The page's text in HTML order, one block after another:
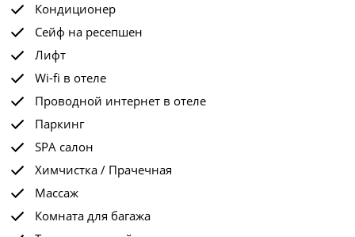
Кондиционер
Сейф на ресепшен
Лифт
Wi-fi в отеле
Проводной интернет в отеле
Паркинг
SPA салон
Химчистка / Прачечная
Массаж
Комната для багажа